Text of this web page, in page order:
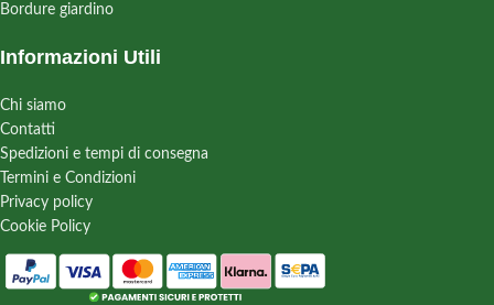
Bordure giardino
Informazioni Utili
Chi siamo
Contatti
Spedizioni e tempi di consegna
Termini e Condizioni
Privacy policy
Cookie Policy